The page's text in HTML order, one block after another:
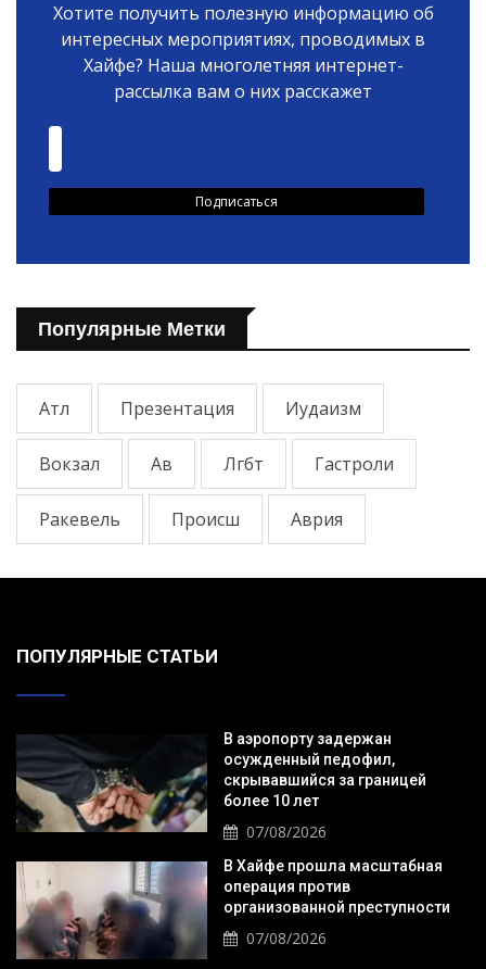
Хотите получить полезную информацию об
интересных мероприятиях, проводимых в
Хайфе? Наша многолетняя интернет-
рассылка вам о них расскажет
Популярные Метки
Атл Презентация Иудаизм
Вокзал Ав Лгбт Гастроли
Ракевель Происш Аврия
ПОПУЛЯРНЫЕ СТАТЬИ
В аэропорту задержан
осужденный педофил,
скрывавшийся за границей
более 10 лет
07/08/2026
В Хайфе прошла масштабная
операция против
организованной преступности
07/08/2026